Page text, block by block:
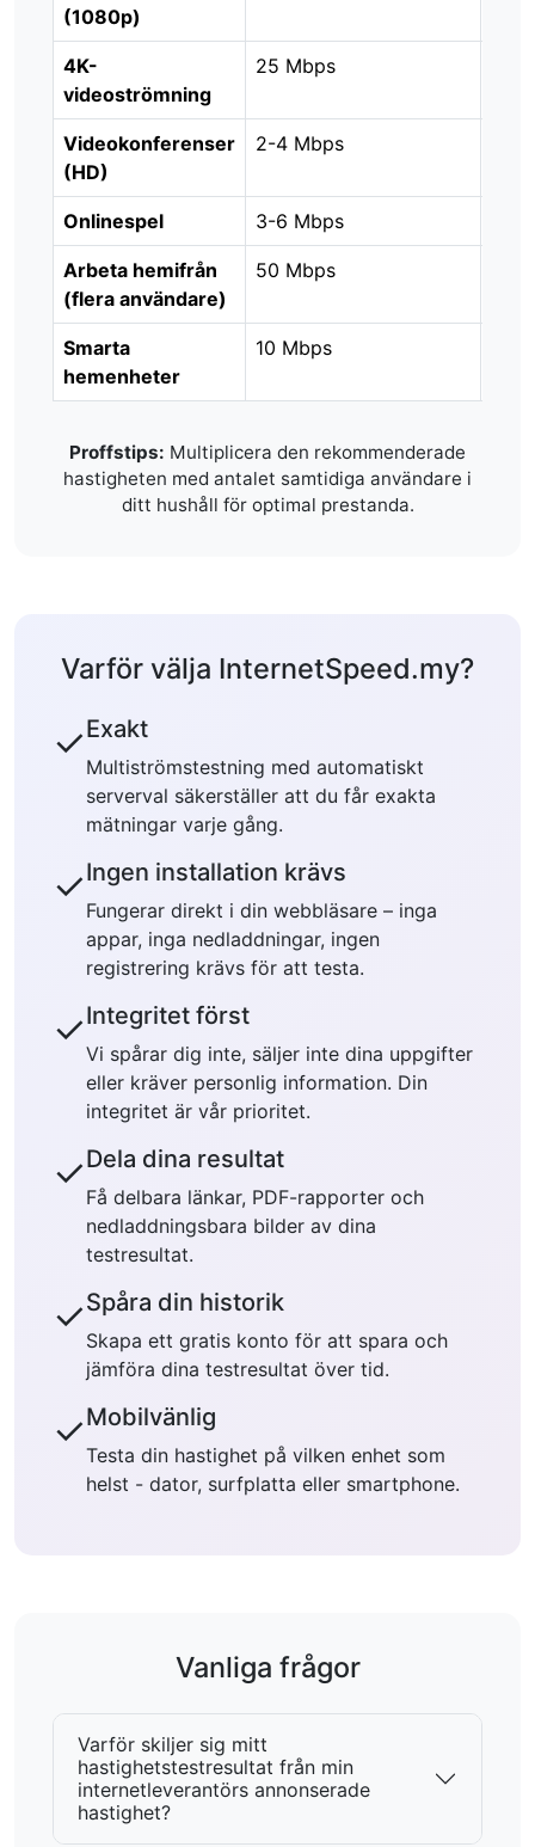
(1080p)
4K-
videoströmning
25 Mbps
Videokonferenser
(HD)
2-4 Mbps
Onlinespel 3-6 Mbps
Arbeta hemifrån
(flera användare)
50 Mbps
Smarta
hemenheter
10 Mbps
Proffstips: Multiplicera den rekommenderade
hastigheten med antalet samtidiga användare i
ditt hushåll för optimal prestanda.
Varför välja InternetSpeed.my?
✓Exakt
Multiströmstestning med automatiskt
serverval säkerställer att du får exakta
mätningar varje gång.
✓Ingen installation krävs
Fungerar direkt i din webbläsare – inga
appar, inga nedladdningar, ingen
registrering krävs för att testa.
✓Integritet först
Vi spårar dig inte, säljer inte dina uppgifter
eller kräver personlig information. Din
integritet är vår prioritet.
✓Dela dina resultat
Få delbara länkar, PDF-rapporter och
nedladdningsbara bilder av dina
testresultat.
✓Spåra din historik
Skapa ett gratis konto för att spara och
jämföra dina testresultat över tid.
✓Mobilvänlig
Testa din hastighet på vilken enhet som
helst - dator, surfplatta eller smartphone.
Vanliga frågor
Varför skiljer sig mitt
hastighetstestresultat från min
internetleverantörs annonserade
hastighet?